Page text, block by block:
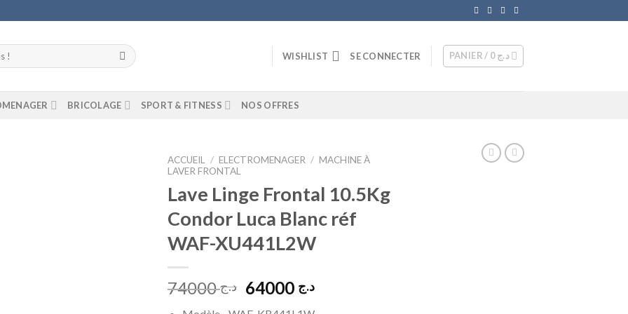
WISHLIST SE CONNECTER PANIER / د.ج0
BRICOLAGE SPORT & FITNESS NOS OFFRES
ACCUEIL / ELECTROMENAGER / MACHINE À
LAVER FRONTAL
Lave Linge Frontal 10.5Kg
Condor Luca Blanc réf
WAF-XU441L2W
د.ج74000
Le
د.جLe